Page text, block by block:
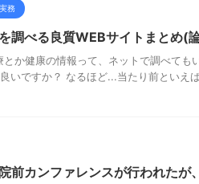
務
調べる良質WEBサイトまとめ(
か健康の情報って、ネットで調べても
いですか？ なるほど...当たり前といえ
前カンファレンスが行われたが